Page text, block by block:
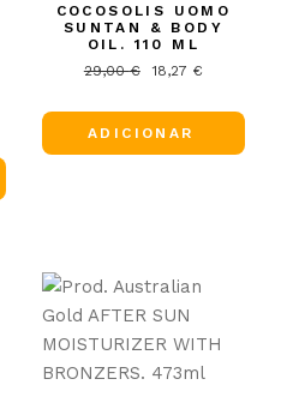
COCOSOLIS UOMO
SUNTAN & BODY
OIL. 110 ML
29,00€
29,00 €.
18,27 €
18,27 €.
ADICIONAR